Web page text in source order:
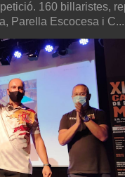
160 billaristes,
Parella Escocesa i C...